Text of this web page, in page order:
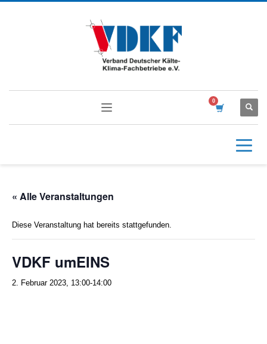
« Alle Veranstaltungen
Diese Veranstaltung hat bereits stattgefunden.
VDKF umEINS
2. Februar 2023, 13:00-14:00